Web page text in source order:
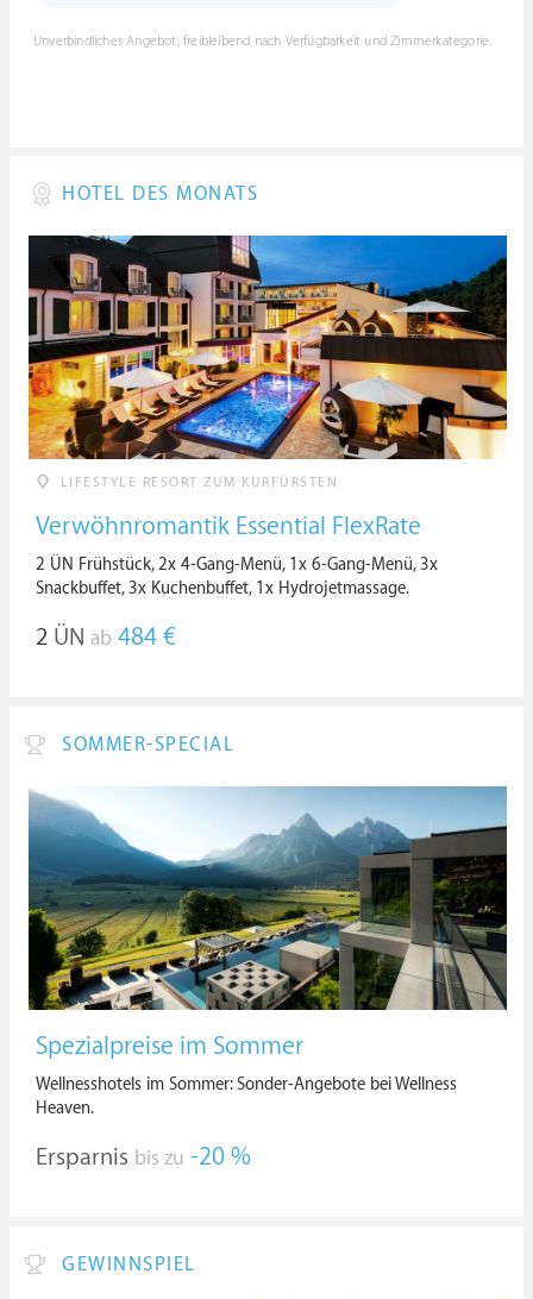
Unverbindliches Angebot, freibleibend nach Verfügbarkeit und Zimmerkategorie.
HOTEL DES MONATS
LIFESTYLE RESORT ZUM KURFÜRSTEN
Verwöhnromantik Essential FlexRate
2 ÜN Frühstück, 2x 4-Gang-Menü, 1x 6-Gang-Menü, 3x
Snackbuffet, 3x Kuchenbuffet, 1x Hydrojetmassage.
2 ÜN ab 484 €
SOMMER-SPECIAL
Spezialpreise im Sommer
Wellnesshotels im Sommer: Sonder-Angebote bei Wellness
Heaven.
Ersparnis bis zu -20 %
GEWINNSPIEL